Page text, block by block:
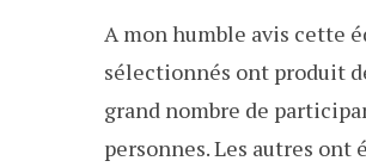
A mon humble avis cette
sélectionnés ont produit
grand nombre de
personnes. Les autres